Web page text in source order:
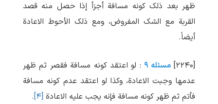
ظهر بعد ذلک کونه مسافة أجزأ إذا حصل منه قصد
القربة مع الشک المفروض، ومع ذلک الأحوط الاعادة
أیضاً.
[۲۲۴۰] مسئله ۹
: لو اعتقد کونه مسافة فقصر ثم ظهر
عدمها وجبت الاعادة، وکذا لو اعتقد عدم کونه مسافة
فأتم ثم ظهر کونه مسافة فإنه یجب علیه الاعادة [۴] .